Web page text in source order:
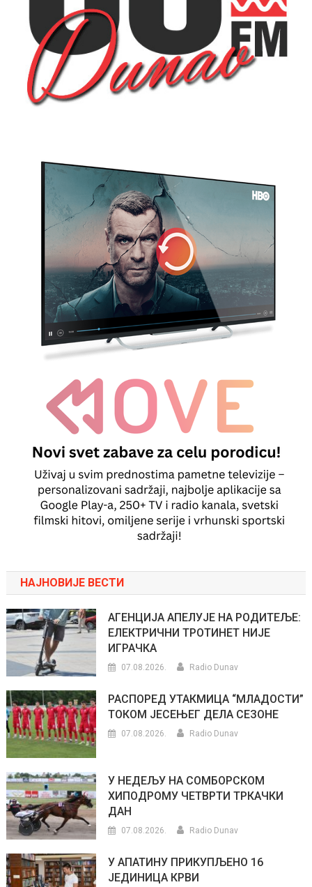
НАЈНОВИЈЕ ВЕСТИ
АГЕНЦИЈА АПЕЛУЈЕ НА РОДИТЕЉЕ:
ЕЛЕКТРИЧНИ ТРОТИНЕТ НИЈЕ
ИГРАЧКА
07.08.2026. Radio Dunav
РАСПОРЕД УТАКМИЦА “МЛАДОСТИ”
ТОКОМ ЈЕСЕЊЕГ ДЕЛА СЕЗОНЕ
07.08.2026. Radio Dunav
У НЕДЕЉУ НА СОМБОРСКОМ
ХИПОДРОМУ ЧЕТВРТИ ТРКАЧКИ
ДАН
07.08.2026. Radio Dunav
У АПАТИНУ ПРИКУПЉЕНО 16
ЈЕДИНИЦА КРВИ